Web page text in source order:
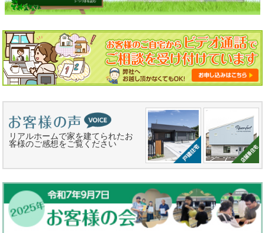
リアルホームで家を建てられたお
客様のご感想をご覧ください